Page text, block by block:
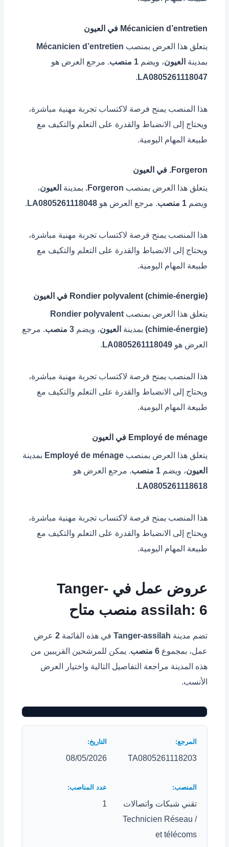
Mécanicien d’entretien في العيون
يتعلق هذا العرض بمنصب Mécanicien d’entretien
بمدينة العيون، ويضم 1 منصب
. مرجع العرض هو
LA0805261118047
.
هذا المنصب يمنح فرصة لاكتساب تجربة مهنية مباشرة،
ويحتاج إلى الانضباط والقدرة على التعلم والتكيف مع
طبيعة المهام اليومية.
Forgeron. في العيون
يتعلق هذا العرض بمنصب Forgeron. بمدينة العيون،
ويضم 1 منصب . مرجع العرض هو LA0805261118048
.
هذا المنصب يمنح فرصة لاكتساب تجربة مهنية مباشرة،
ويحتاج إلى الانضباط والقدرة على التعلم والتكيف مع
طبيعة المهام اليومية.
Rondier polyvalent (chimie-énergie) في العيون
يتعلق هذا العرض بمنصب Rondier polyvalent
(chimie-énergie) بمدينة العيون، ويضم 3 منصب
. مرجع
العرض هو LA0805261118049
.
هذا المنصب يمنح فرصة لاكتساب تجربة مهنية مباشرة،
ويحتاج إلى الانضباط والقدرة على التعلم والتكيف مع
طبيعة المهام اليومية.
Employé de ménage في العيون
يتعلق هذا العرض بمنصب Employé de ménage بمدينة
العيون، ويضم 1 منصب
. مرجع العرض هو
LA0805261118618
.
هذا المنصب يمنح فرصة لاكتساب تجربة مهنية مباشرة،
ويحتاج إلى الانضباط والقدرة على التعلم والتكيف مع
طبيعة المهام اليومية.
عروض عمل في Tanger-
assilah: 6 منصب متاح
تضم مدينة Tanger-assilah في هذه القائمة 2 عرض
عمل، بمجموع 6 منصب
. يمكن للمرشحين القريبين من
هذه المدينة مراجعة التفاصيل التالية واختيار العرض
الأنسب.
TA0805261118203
08/05/2026
تقني شبكات واتصالات
/ Technicien Réseau
et télécoms
1